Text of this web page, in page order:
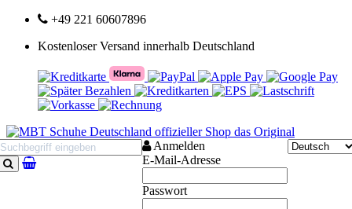
+49 221 60607896
Kostenloser Versand innerhalb Deutschland
Suchen
Anmelden
E-Mail-Adresse
Passwort